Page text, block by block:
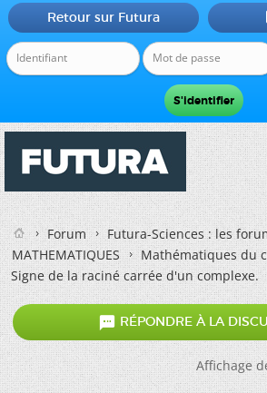
Retour sur Futura
Forum
Futura-Sciences : les
MATHEMATIQUES
Mathématiques du
Signe de la raciné carrée d'un complexe.
 RÉPONDRE À LA
Affichage